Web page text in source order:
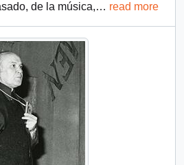
de la música,… read more